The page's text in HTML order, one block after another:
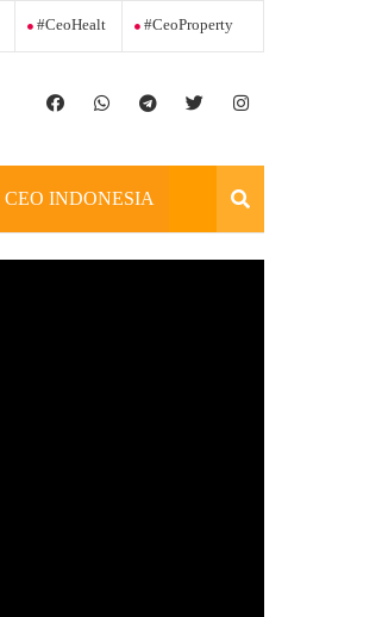
#ceoHealt #ceoProperty
CEO INDONESIA
OFFICIAL